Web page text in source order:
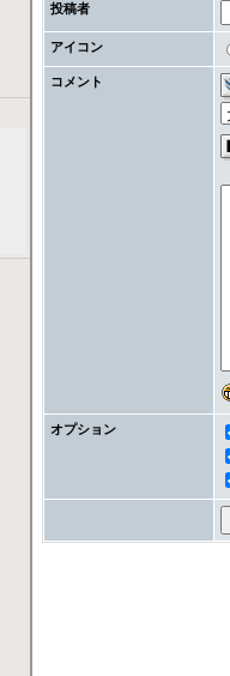
投稿者
アイコン
コメント
オプション